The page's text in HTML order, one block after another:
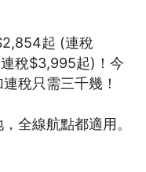
起 (連稅
稅$3,995起)！今
稅只需三千幾！
全線航點都適用。